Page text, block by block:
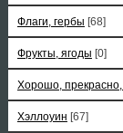
Флаги, гербы [68]
Фрукты, ягоды [0]
Хорошо, прекрасно,
Хэллоуин [67]